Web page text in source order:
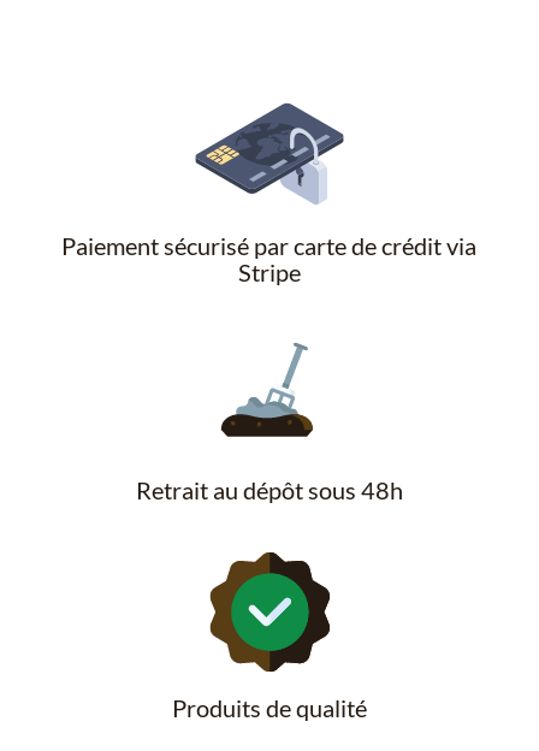
Paiement sécurisé par carte de crédit via
Stripe
Retrait au dépôt sous 48h
Produits de qualité